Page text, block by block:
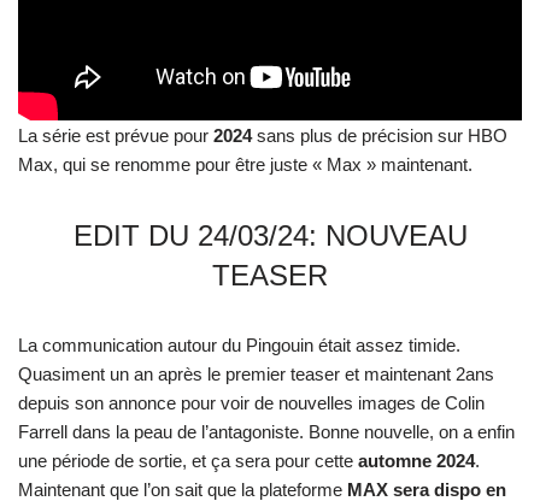
La série est prévue pour 2024sans plus de précision sur HBO
Max, qui se renomme pour être juste « Max » maintenant.
EDIT DU 24/03/24: NOUVEAU
TEASER
La communication autour du Pingouin était assez timide.
Quasiment un an après le premier teaser et maintenant 2ans
depuis son annonce pour voir de nouvelles images de Colin
Farrell dans la peau de l’antagoniste. Bonne nouvelle, on a enfin
une période de sortie, et ça sera pour cette automne 2024.
Maintenant que l’on sait que la plateforme MAX sera dispo en